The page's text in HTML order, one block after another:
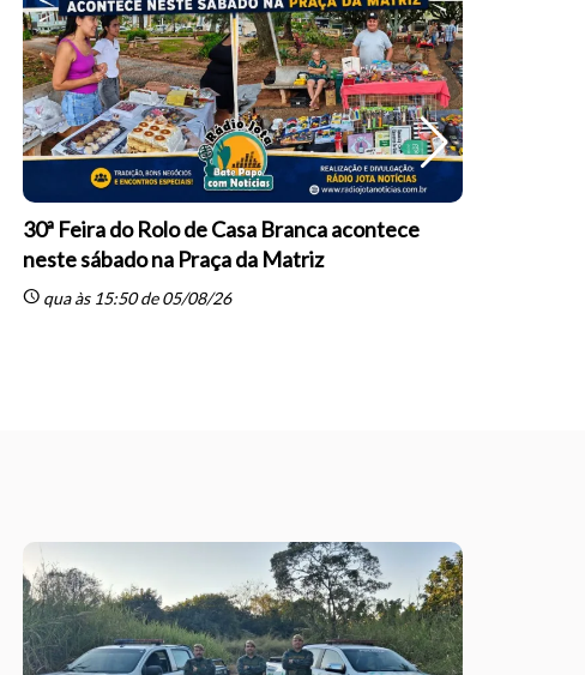
30ª Feira do Rolo de Casa Branca acontece
neste sábado na Praça da Matriz
schedule qua às 15:50 de 05/08/26